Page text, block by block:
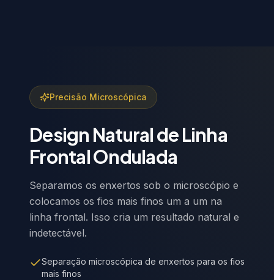
Precisão Microscópica
Design Natural de Linha
Frontal Ondulada
Separamos os enxertos sob o microscópio e
colocamos os fios mais finos um a um na
linha frontal. Isso cria um resultado natural e
indetectável.
Separação microscópica de enxertos para os fios
mais finos